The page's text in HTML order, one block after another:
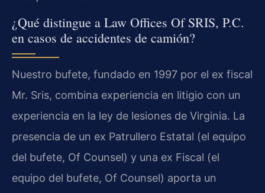
¿Qué distingue a Law Offices Of SRIS, P.C.
en casos de accidentes de camión?
Nuestro bufete, fundado en 1997 por el ex fiscal
Mr. Sris, combina experiencia en litigio con un
experiencia en la ley de lesiones de Virginia. La
presencia de un ex Patrullero Estatal (el equipo
del bufete, Of Counsel) y una ex Fiscal (el
equipo del bufete, Of Counsel) aporta un